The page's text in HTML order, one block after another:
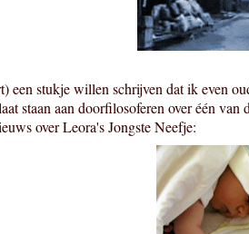
een stukje willen schrijven dat ik even
staan aan doorfilosoferen over één
over Leora's Jongste Neefje: